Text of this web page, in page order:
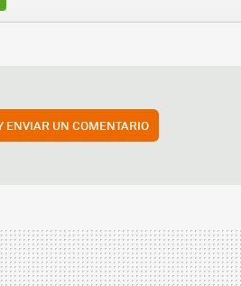
ENVIAR UN COMENTARIO